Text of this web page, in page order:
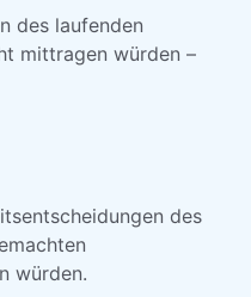
des laufenden
mittragen würden –
des
würden.